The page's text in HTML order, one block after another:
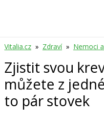
Vitalia.cz » Zdraví » Nemoci
Zjistit svou
můžete z
to pár stovek